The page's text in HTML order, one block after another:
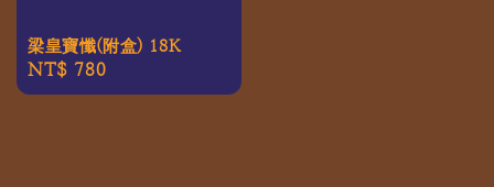
梁皇寶懺(附盒) 18K
Regular
price
NT$ 780